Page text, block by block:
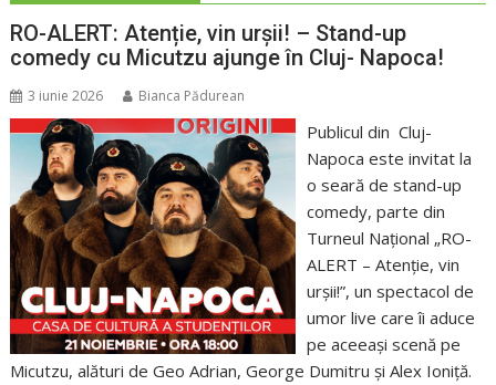
RO-ALERT: Atenție, vin urșii! – Stand-up
comedy cu Micutzu ajunge în Cluj- Napoca!
3 iunie 2026 Bianca Pădurean
Publicul din Cluj-
Napoca este invitat la
o seară de stand-up
comedy, parte din
Turneul Național „RO-
ALERT – Atenție, vin
urșii!”, un spectacol de
umor live care îi aduce
pe aceeași scenă pe
Micutzu, alături de Geo Adrian, George Dumitru și Alex Ioniță.